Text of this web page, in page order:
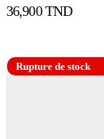
36,900TND
Rupture de stock